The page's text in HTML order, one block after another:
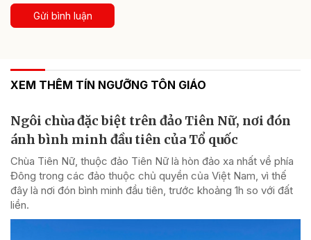
Gửi bình luận
XEM THÊM TÍN NGƯỠNG TÔN GIÁO
Ngôi chùa đặc biệt trên đảo Tiên Nữ, nơi đón
ánh bình minh đầu tiên của Tổ quốc
Chùa Tiên Nữ, thuộc đảo Tiên Nữ là hòn đảo xa nhất về phía
Đông trong các đảo thuộc chủ quyền của Việt Nam, vì thế
đây là nơi đón bình minh đầu tiên, trước khoảng 1h so với đất
liền.